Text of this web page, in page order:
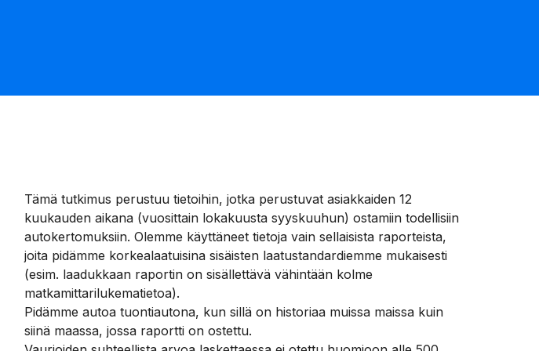
Tämä tutkimus perustuu tietoihin, jotka perustuvat asiakkaiden 12
kuukauden aikana (vuosittain lokakuusta syyskuuhun) ostamiin todellisiin
autokertomuksiin. Olemme käyttäneet tietoja vain sellaisista raporteista,
joita pidämme korkealaatuisina sisäisten laatustandardiemme mukaisesti
(esim. laadukkaan raportin on sisällettävä vähintään kolme
matkamittarilukematietoa).
Pidämme autoa tuontiautona, kun sillä on historiaa muissa maissa kuin
siinä maassa, jossa raportti on ostettu.